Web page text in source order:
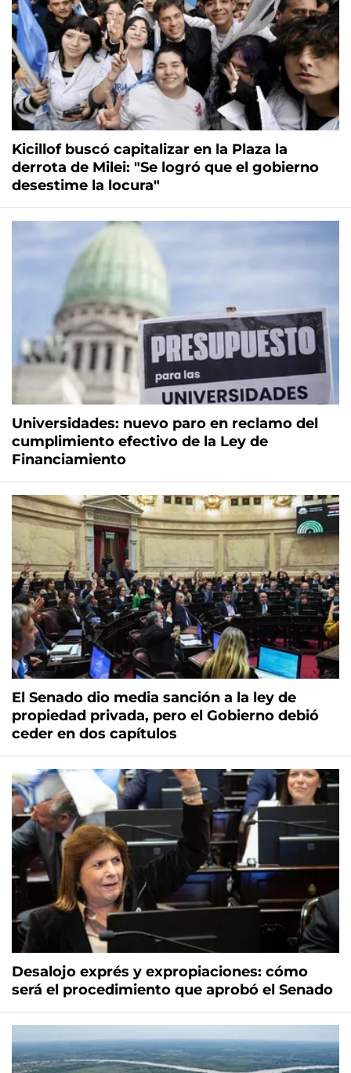
Kicillof buscó capitalizar en la Plaza la
derrota de Milei: "Se logró que el gobierno
desestime la locura"
Universidades: nuevo paro en reclamo del
cumplimiento efectivo de la Ley de
Financiamiento
El Senado dio media sanción a la ley de
propiedad privada, pero el Gobierno debió
ceder en dos capítulos
Desalojo exprés y expropiaciones: cómo
será el procedimiento que aprobó el Senado